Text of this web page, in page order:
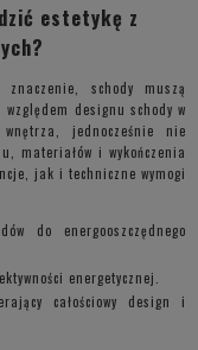
estetykę z
schody muszą
designu schody w
jednocześnie nie
materiałów i wykończenia
jak i techniczne wymogi
do energooszczędnego
energetycznej.
całościowy design i